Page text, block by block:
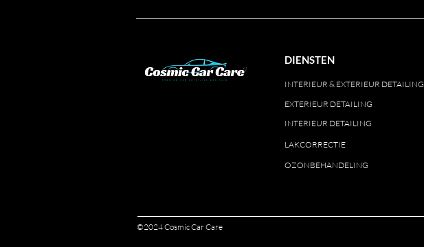
DIENSTEN
INTERIEUR & EXTERIEUR DETAILING
EXTERIEUR DETAILING
INTERIEUR DETAILING
LAKCORRECTIE
OZONBEHANDELING
©2024 Cosmic Car Care